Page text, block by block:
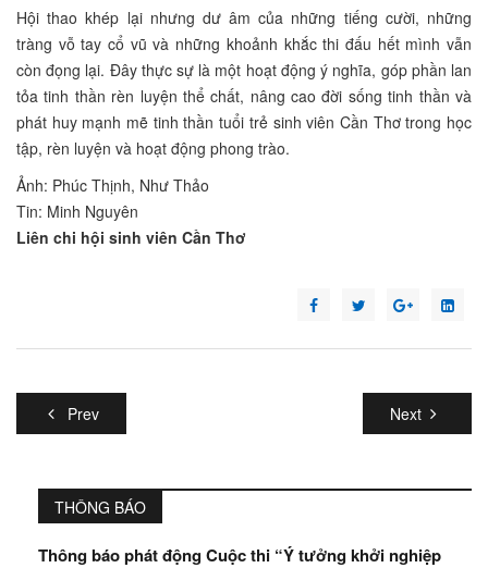
Hội thao khép lại nhưng dư âm của những tiếng cười, những
tràng vỗ tay cổ vũ và những khoảnh khắc thi đấu hết mình vẫn
còn đọng lại. Đây thực sự là một hoạt động ý nghĩa, góp phần lan
tỏa tinh thần rèn luyện thể chất, nâng cao đời sống tinh thần và
phát huy mạnh mẽ tinh thần tuổi trẻ sinh viên Cần Thơ trong học
tập, rèn luyện và hoạt động phong trào.
Ảnh: Phúc Thịnh, Như Thảo
Tin: Minh Nguyên
Liên chi hội sinh viên Cần Thơ
Prev Next
THÔNG BÁO
Thông báo phát động Cuộc thi “Ý tưởng khởi nghiệp